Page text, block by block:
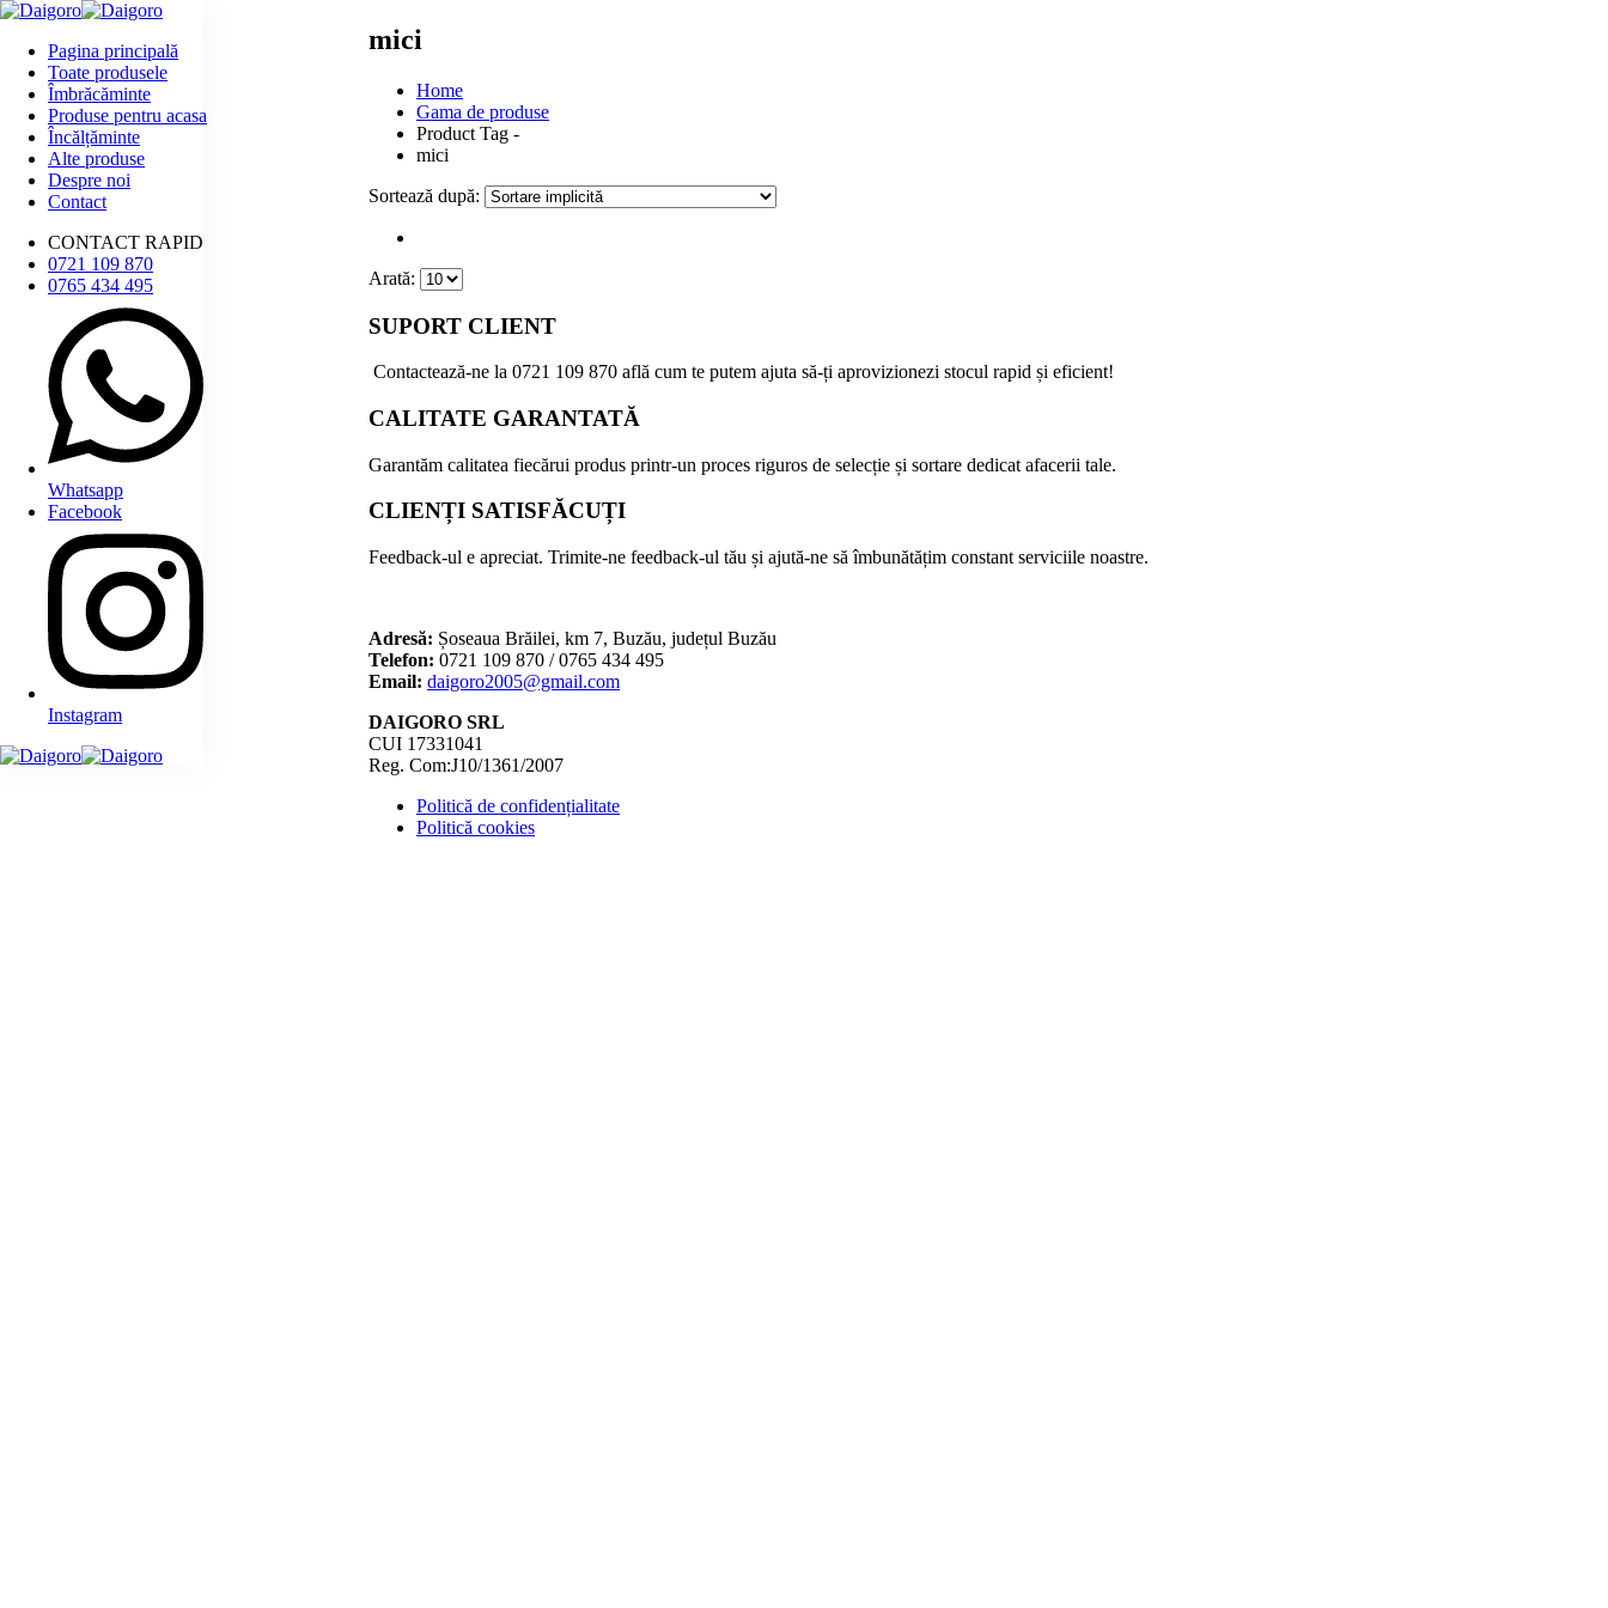
Pagina principală
Toate produsele
Îmbrăcăminte
Produse pentru acasa
Încălțăminte
Alte produse
Despre noi
Contact
CONTACT RAPID
0721 109 870
0765 434 495
Whatsapp
Facebook
Instagram
mici
Home
Gama de produse
Product Tag -
mici
Sortează după:
Arată:
SUPORT CLIENT
Contactează-ne la 0721 109 870 află cum te putem ajuta să-ți aprovizionezi stocul rapid și eficient!
CALITATE GARANTATĂ
Garantăm calitatea fiecărui produs printr-un proces riguros de selecție și sortare dedicat afacerii tale.
CLIENȚI SATISFĂCUȚI
Feedback-ul e apreciat. Trimite-ne feedback-ul tău și ajută-ne să îmbunătățim constant serviciile noastre.
Adresă: Șoseaua Brăilei, km 7, Buzău, județul Buzău
Telefon: 0721 109 870 / 0765 434 495
Email: daigoro2005@gmail.com
DAIGORO SRL
CUI 17331041
Reg. Com:J10/1361/2007
Politică de confidențialitate
Politică cookies